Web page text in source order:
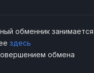
обменник
здесь
обмена